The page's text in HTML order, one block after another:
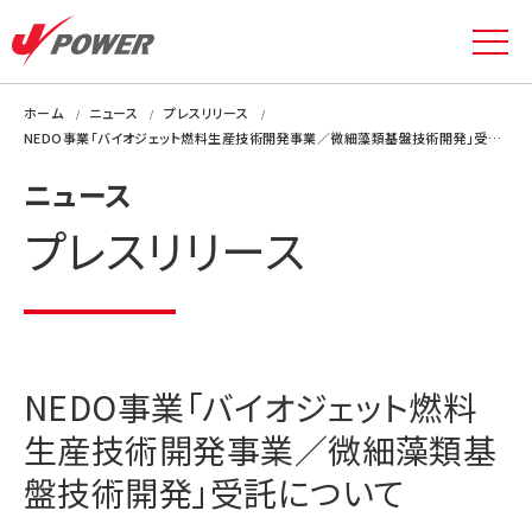
ホーム ニュース
プレスリリース
NEDO事業「バイオジェット燃料生産技術開発事業／微細藻類基盤技術開発」受託について
ニュース
プレスリリース
NEDO事業「バイオジェット燃料
生産技術開発事業／微細藻類基
盤技術開発」受託について